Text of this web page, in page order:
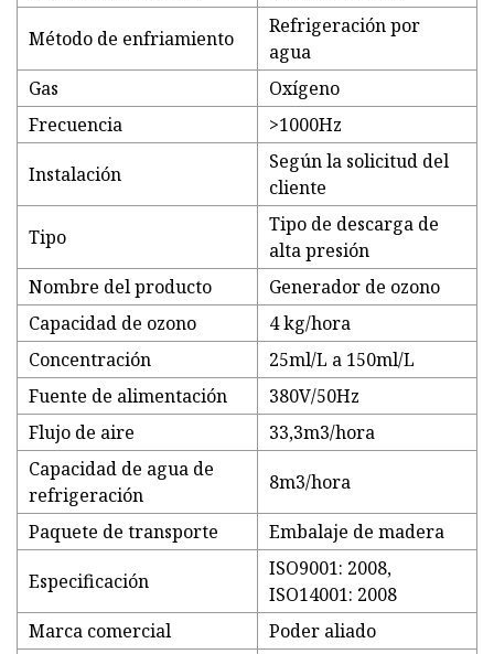
Método de enfriamiento
Refrigeración por
agua
Gas
Oxígeno
Frecuencia
>1000Hz
Instalación
Según la solicitud del
cliente
Tipo
Tipo de descarga de
alta presión
Nombre del producto
Generador de ozono
Capacidad de ozono
4 kg/hora
Concentración
25ml/L a 150ml/L
Fuente de alimentación
380V/50Hz
Flujo de aire
33,3m3/hora
Capacidad de agua de
refrigeración
8m3/hora
Paquete de transporte Embalaje de madera
Especificación
ISO9001: 2008,
ISO14001: 2008
Marca comercial
Poder aliado